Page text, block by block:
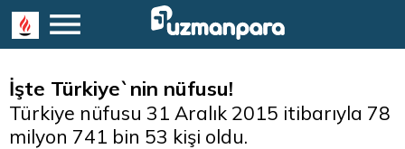
İşte Türkiye`nin nüfusu!
Türkiye nüfusu 31 Aralık 2015 itibarıyla 78
milyon 741 bin 53 kişi oldu.